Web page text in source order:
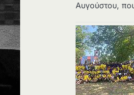
Αυγούστου,